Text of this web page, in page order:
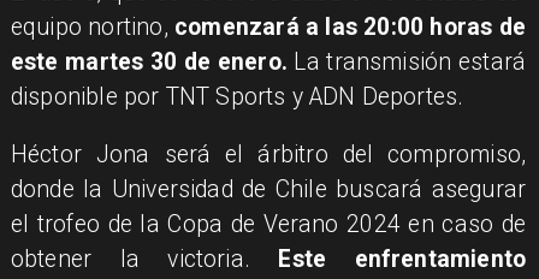
equipo nortino, comenzará a las 20:00 horas de
este martes 30 de enero. La transmisión estará
disponible por TNT Sports y ADN Deportes.
Héctor Jona será el árbitro del compromiso,
donde la Universidad de Chile buscará asegurar
el trofeo de la Copa de Verano 2024 en caso de
obtener la victoria.
Este enfrentamiento